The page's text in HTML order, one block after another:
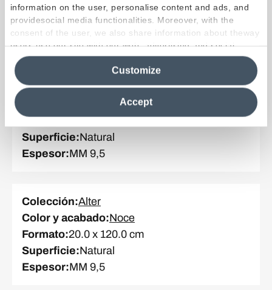
information on the user, personalise content and ads, and
providesocial media functionalities. Moreover, with the
consent of the user, we also share information about theway
users use our site with our web, advertising and social
media analytics partners, who may combine itwith other
information in their possession. By closing this banner,
clicking on "Reject", it will be possible tocontinue browsing
the site after installing only technical cookies. For more
information see the
Cookie Policy
Accept
Customize
Formato: 6.5 x 60.0 cm
Superficie:Natural
Colección:Alter
Bruciato
Formato:20.0 x 120.0 cm
Superficie:Natural
Espesor:MM 9,5
Colección:Alter
Color y acabado:Noce
Formato:20.0 x 120.0 cm
Superficie:Natural
Espesor:MM 9,5